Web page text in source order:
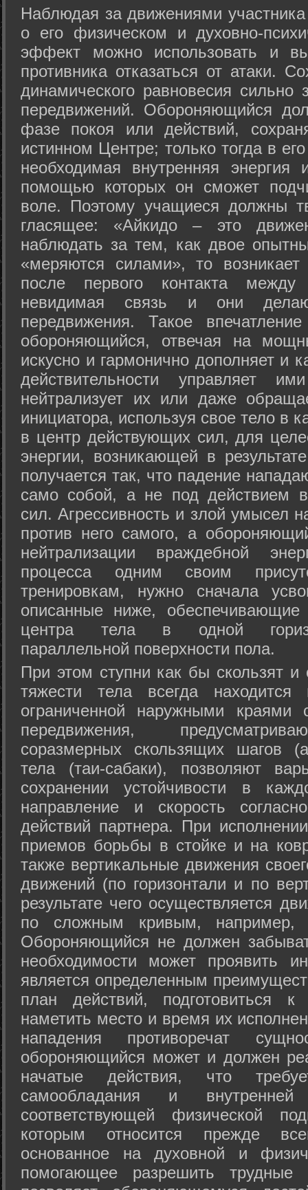
Hаблюдая за движениями
о его физическом и духовно-
эффект можно использовать и
противника отказаться от атаки.
динамического равновесия сильно
передвижений. Обороняющийся
фазе покоя или действий,
истинном Центре; только тогда в
необходимая внутренняя
помощью которых он сможет
воле. Поэтому учащиеся должны
гласящее: «Айкидо – это
наблюдать за тем, как двое
«меряются силами», то возникает
после первого контакта
невидимая связь и они
передвижения. Такое
обороняющийся, отвечая на
искусно и гармонично дополняет и
действительности управляет
нейтрализует их или даже
инициатора, используя свое тело в
в центр действующих сил, для
энергии, возникающей в
получается так, что падение
само собой, а не под действием
сил. Агрессивность и злой умысел
против него самого, а
нейтрализации враждебной
процесса одним своим
тренировкам, нужно сначала
описанные ниже, обеспечивающие
центра тела в одной
параллельной поверхности пола.
При этом ступни как бы скользят
тяжести тела всегда
ограниченной наружными краями
передвижения,
соразмерных скользящих шагов
тела (таи-сабаки), позволяют
сохранении устойчивости в
направление и скорость
действий партнера. При
приемов борьбы в стойке и на
также вертикальные движения
движений (по горизонтали и по
результате чего осуществляется
по сложным кривым, например,
Обороняющийся не должен
необходимости может проявить
является определенным
план действий, подготовиться
наметить место и время их
нападения противоречат
обороняющийся может и должен
начатые действия, что
самообладания и
соответствующей физической
которым относится прежде
основанное на духовной и
помогающее разрешить